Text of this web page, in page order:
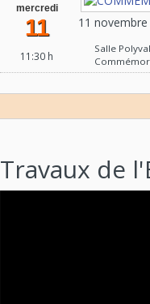
mercredi
11 11
11:30 h
Salle
Travaux de